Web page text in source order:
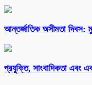
আন্তর্জাতিক অসীমতা দিবস:
প্রযুক্তি, সাংবাদিকতা এবং